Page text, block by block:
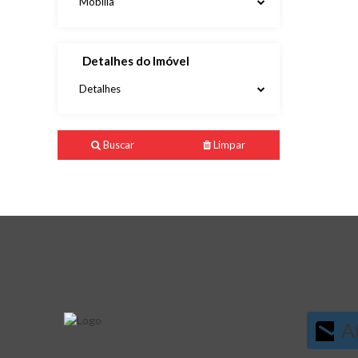
Detalhes do Imóvel
Detalhes
Buscar Limpar